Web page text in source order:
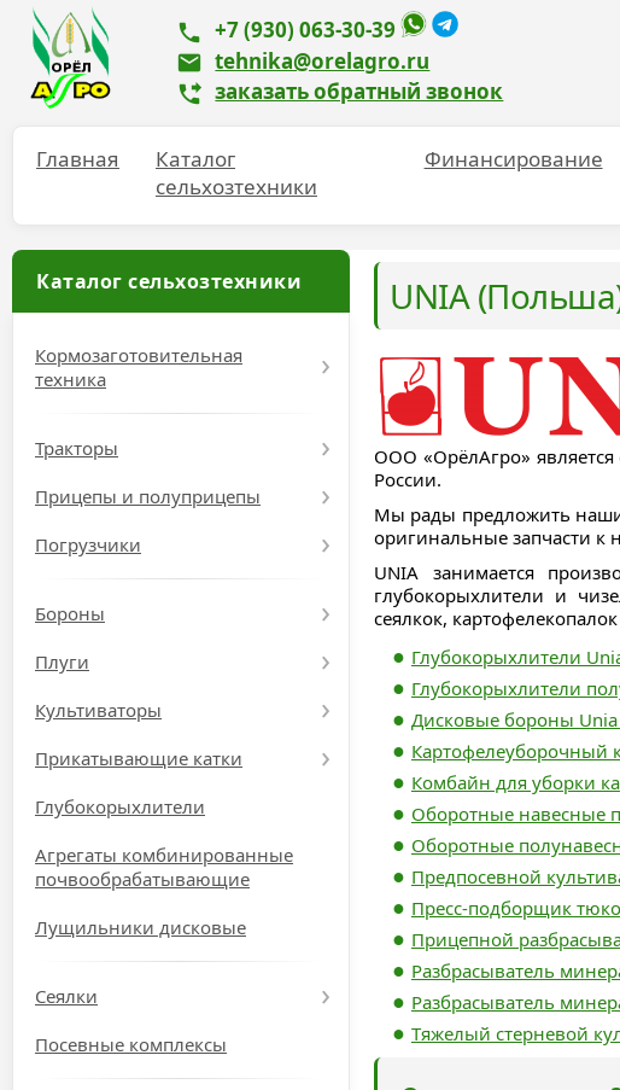
+7 (930) 063-30-39
tehnika@orelagro.ru
заказать обратный звонок
Главная
Каталог
сельхозтехники
Финансирование
UNIA
ООО «ОрёлАгро» является
России.
Мы рады предложить
оригинальные запчасти к
UNIA занимается
глубокорыхлители и
сеялкок,
Глубокорыхлители
Глубокорыхлители
Дисковые бороны Unia
Картофелеуборочный
Комбайн для уборки
Оборотные навесные
Оборотные
Предпосевной
Пресс-подборщик
Прицепной
Разбрасыватель
Разбрасыватель
Тяжелый стерневой
Каталог сельхозтехники
Кормозаготовительная
техника
Тракторы
Прицепы и полуприцепы
Погрузчики
Бороны
Плуги
Культиваторы
Прикатывающие катки
Глубокорыхлители
Агрегаты комбинированные
почвообрабатывающие
Лущильники дисковые
Сеялки
Посевные комплексы